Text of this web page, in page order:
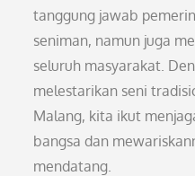
tanggung jawab
seniman, namun juga
seluruh masyarakat.
melestarikan seni
Malang, kita ikut
bangsa dan
mendatang.